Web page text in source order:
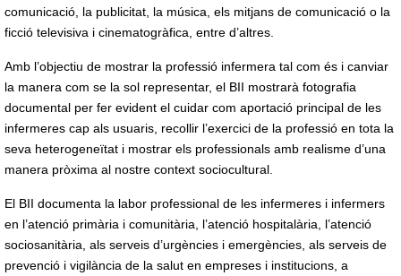
comunicació, la publicitat, la música, els mitjans de comunicació o la
ficció televisiva i cinematogràfica, entre d’altres.
Amb l’objectiu de mostrar la professió infermera tal com és i canviar
la manera com se la sol representar, el BII mostrarà fotografia
documental per fer evident el cuidar com aportació principal de les
infermeres cap als usuaris, recollir l’exercici de la professió en tota la
seva heterogeneïtat i mostrar els professionals amb realisme d’una
manera pròxima al nostre context sociocultural.
El BII documenta la labor professional de les infermeres i infermers
en l’atenció primària i comunitària, l’atenció hospitalària, l’atenció
sociosanitària, als serveis d’urgències i emergències, als serveis de
prevenció i vigilància de la salut en empreses i institucions, a